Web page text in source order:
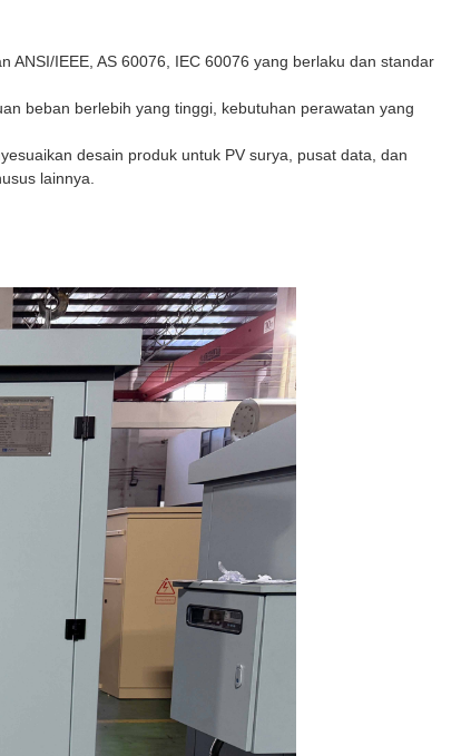
ANSI/IEEE, AS 60076, IEC 60076 yang berlaku dan standar
beban berlebih yang tinggi, kebutuhan perawatan yang
desain produk untuk PV surya, pusat data, dan
lainnya.